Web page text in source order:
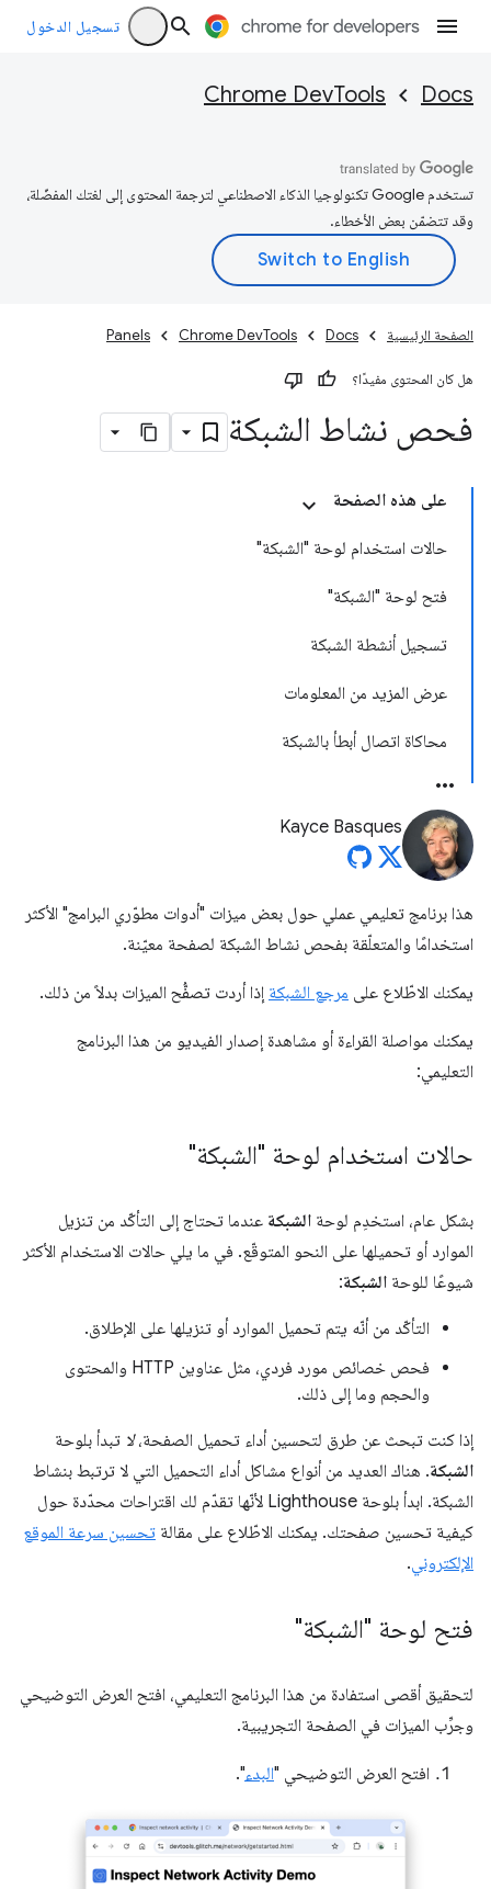
تسجيل الدخول
Docs
Chrome DevTools
تستخدم Google تكنولوجيا الذكاء الاصطناعي لترجمة المحتوى إلى لغتك المفضّلة،
وقد تتضمّن بعض الأخطاء.
الصفحة الرئيسية Docs
Chrome DevTools
Panels
هل كان المحتوى مفيدًا؟
فحص نشاط الشبكة
على هذه الصفحة
حالات استخدام لوحة "الشبكة"
فتح لوحة "الشبكة"
تسجيل أنشطة الشبكة
عرض المزيد من المعلومات
محاكاة اتصال أبطأ بالشبكة
Kayce Basques
هذا برنامج تعليمي عملي حول بعض ميزات "أدوات مطوّري البرامج" الأكثر
استخدامًا والمتعلّقة بفحص نشاط الشبكة لصفحة معيّنة.
يمكنك الاطّلاع على مرجع الشبكة إذا أردت تصفُّح الميزات بدلاً من ذلك.
يمكنك مواصلة القراءة أو مشاهدة إصدار الفيديو من هذا البرنامج
التعليمي:
حالات استخدام لوحة "الشبكة"
بشكل عام، استخدِم لوحة الشبكة عندما تحتاج إلى التأكّد من تنزيل
الموارد أو تحميلها على النحو المتوقّع. في ما يلي حالات الاستخدام الأكثر
شيوعًا للوحة الشبكة:
التأكّد من أنّه يتم تحميل الموارد أو تنزيلها على الإطلاق.
فحص خصائص مورد فردي، مثل عناوين HTTP والمحتوى
والحجم وما إلى ذلك.
إذا كنت تبحث عن طرق لتحسين أداء تحميل الصفحة،لا تبدأ بلوحة
الشبكة. هناك العديد من أنواع مشاكل أداء التحميل التي لا ترتبط بنشاط
الشبكة. ابدأ بلوحة Lighthouse لأنّها تقدّم لك اقتراحات محدّدة حول
كيفية تحسين صفحتك. يمكنك الاطّلاع على مقالة تحسين سرعة الموقع
الإلكتروني.
فتح لوحة "الشبكة"
لتحقيق أقصى استفادة من هذا البرنامج التعليمي، افتح العرض التوضيحي
وجرِّب الميزات في الصفحة التجريبية.
افتح العرض التوضيحي "البدء".